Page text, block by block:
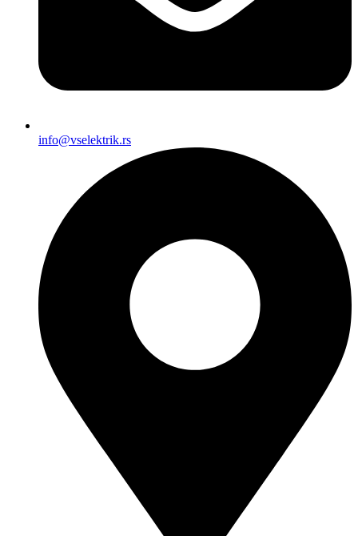
info@vselektrik.rs